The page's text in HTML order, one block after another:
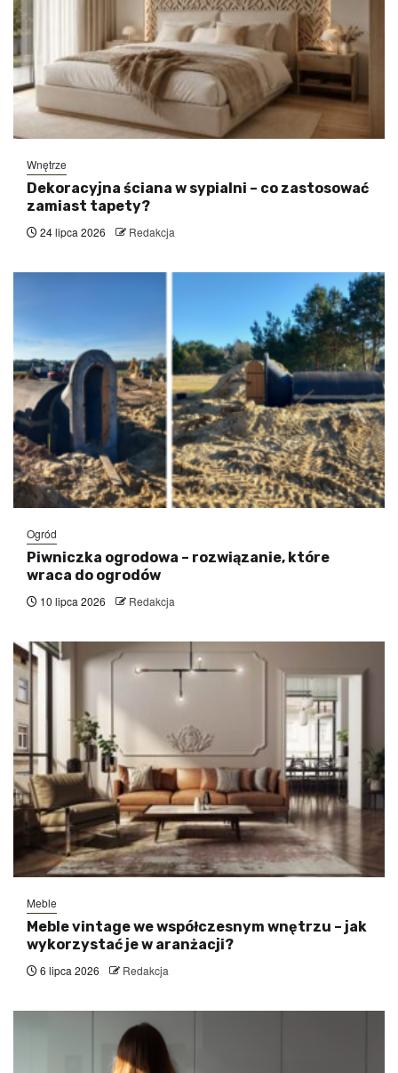
Wnętrze
Dekoracyjna ściana w sypialni – co zastosować
zamiast tapety?
24 lipca 2026 Redakcja
Ogród
Piwniczka ogrodowa – rozwiązanie, które
wraca do ogrodów
10 lipca 2026 Redakcja
Meble
Meble vintage we współczesnym wnętrzu – jak
wykorzystać je w aranżacji?
6 lipca 2026 Redakcja